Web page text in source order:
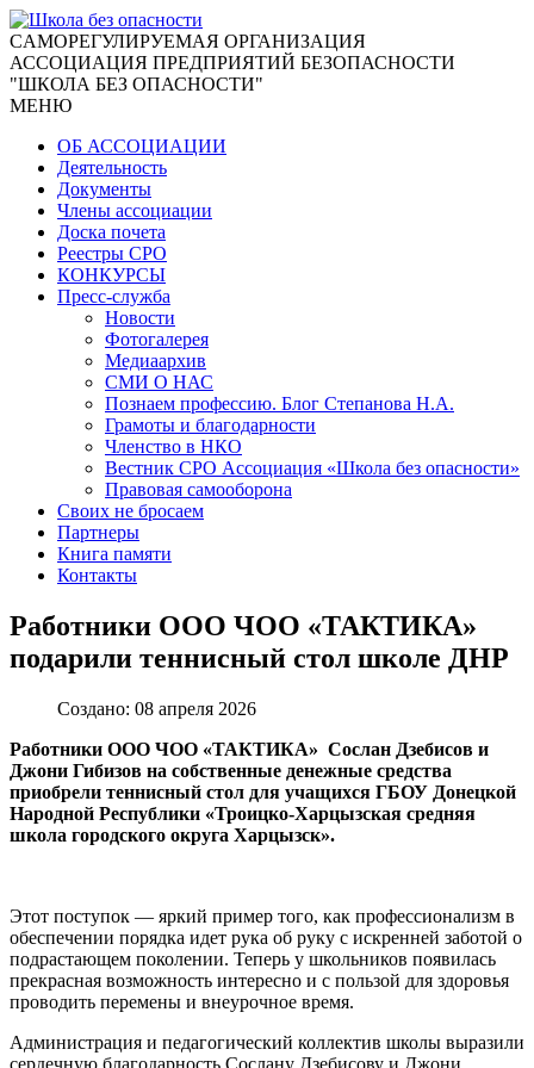
CАМОРЕГУЛИРУЕМАЯ ОРГАНИЗАЦИЯ
АССОЦИАЦИЯ ПРЕДПРИЯТИЙ БЕЗОПАСНОСТИ
"ШКОЛА БЕЗ ОПАСНОСТИ"
МЕНЮ
ОБ АССОЦИАЦИИ
Деятельность
Документы
Члены ассоциации
Доска почета
Реестры СРО
КОНКУРСЫ
Пресс-служба
Новости
Фотогалерея
Медиаархив
СМИ О НАС
Познаем профессию. Блог Степанова Н.А.
Грамоты и благодарности
Членство в НКО
Вестник СРО Ассоциация «Школа без опасности»
Правовая самооборона
Своих не бросаем
Партнеры
Книга памяти
Контакты
Работники ООО ЧОО «ТАКТИКА»
подарили теннисный стол школе ДНР
Создано: 08 апреля 2026
Работники ООО ЧОО «ТАКТИКА» Сослан Дзебисов и
Джони Гибизов на собственные денежные средства
приобрели теннисный стол для учащихся ГБОУ Донецкой
Народной Республики «Троицко-Харцызская средняя
школа городского округа Харцызск».
Этот поступок — яркий пример того, как профессионализм в
обеспечении порядка идет рука об руку с искренней заботой о
подрастающем поколении. Теперь у школьников появилась
прекрасная возможность интересно и с пользой для здоровья
проводить перемены и внеурочное время.
Администрация и педагогический коллектив школы выразили
сердечную благодарность Сослану Дзебисову и Джони